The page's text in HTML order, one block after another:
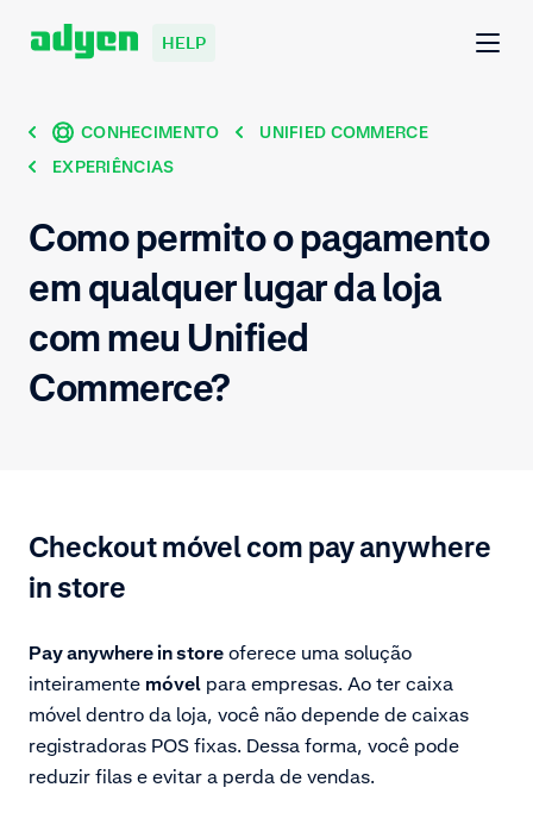
HELP
CONHECIMENTO
UNIFIED COMMERCE
EXPERIÊNCIAS
Como permito o pagamento
em qualquer lugar da loja
com meu Unified
Commerce?
Checkout móvel com pay anywhere
in store
Pay anywhere in store oferece uma solução
inteiramente móvel para empresas. Ao ter caixa
móvel dentro da loja, você não depende de caixas
registradoras POS fixas. Dessa forma, você pode
reduzir filas e evitar a perda de vendas.